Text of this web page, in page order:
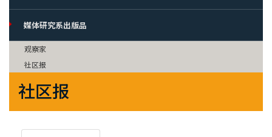
媒体研究系出版品
观察家
社区报
社区报